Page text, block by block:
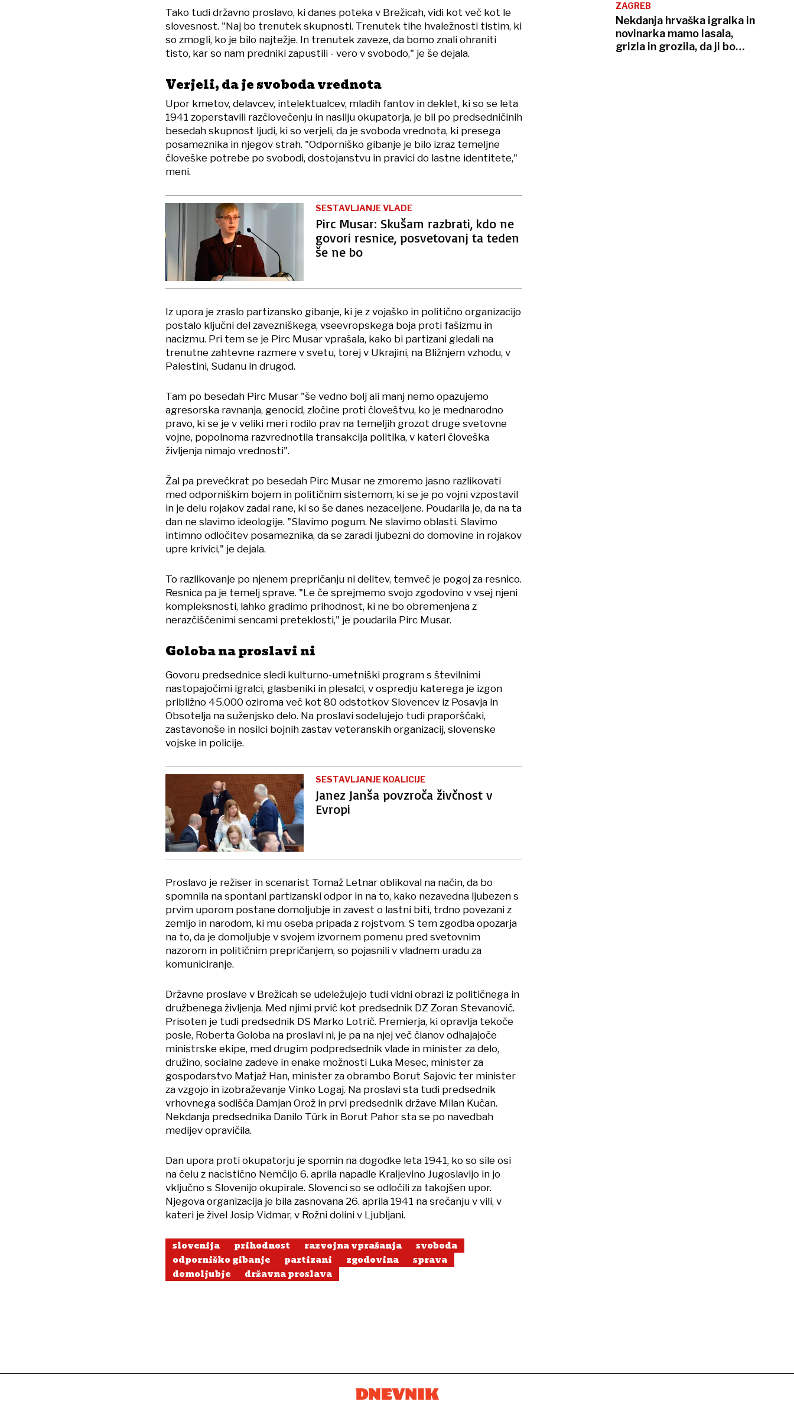
Tako tudi državno proslavo, ki danes poteka v Brežicah, vidi kot več kot le
slovesnost. "Naj bo trenutek skupnosti. Trenutek tihe hvaležnosti tistim, ki
so zmogli, ko je bilo najtežje. In trenutek zaveze, da bomo znali ohraniti
tisto, kar so nam predniki zapustili - vero v svobodo," je še dejala.
Verjeli, da je svoboda vrednota
Upor kmetov, delavcev, intelektualcev, mladih fantov in deklet, ki so se leta
1941 zoperstavili razčlovečenju in nasilju okupatorja, je bil po predsedničinih
besedah skupnost ljudi, ki so verjeli, da je svoboda vrednota, ki presega
posameznika in njegov strah. "Odporniško gibanje je bilo izraz temeljne
človeške potrebe po svobodi, dostojanstvu in pravici do lastne identitete,"
meni.
SESTAVLJANJE VLADE
Pirc Musar: Skušam razbrati, kdo ne
govori resnice, posvetovanj ta teden
še ne bo
Iz upora je zraslo partizansko gibanje, ki je z vojaško in politično organizacijo
postalo ključni del zavezniškega, vseevropskega boja proti fašizmu in
nacizmu. Pri tem se je Pirc Musar vprašala, kako bi partizani gledali na
trenutne zahtevne razmere v svetu, torej v Ukrajini, na Bližnjem vzhodu, v
Palestini, Sudanu in drugod.
Tam po besedah Pirc Musar "še vedno bolj ali manj nemo opazujemo
agresorska ravnanja, genocid, zločine proti človeštvu, ko je mednarodno
pravo, ki se je v veliki meri rodilo prav na temeljih grozot druge svetovne
vojne, popolnoma razvrednotila transakcija politika, v kateri človeška
življenja nimajo vrednosti".
Žal pa prevečkrat po besedah Pirc Musar ne zmoremo jasno razlikovati
med odporniškim bojem in političnim sistemom, ki se je po vojni vzpostavil
in je delu rojakov zadal rane, ki so še danes nezaceljene. Poudarila je, da na ta
dan ne slavimo ideologije. "Slavimo pogum. Ne slavimo oblasti. Slavimo
intimno odločitev posameznika, da se zaradi ljubezni do domovine in rojakov
upre krivici," je dejala.
To razlikovanje po njenem prepričanju ni delitev, temveč je pogoj za resnico.
Resnica pa je temelj sprave. "Le če sprejmemo svojo zgodovino v vsej njeni
kompleksnosti, lahko gradimo prihodnost, ki ne bo obremenjena z
nerazčiščenimi sencami preteklosti," je poudarila Pirc Musar.
Goloba na proslavi ni
Govoru predsednice sledi kulturno-umetniški program s številnimi
nastopajočimi igralci, glasbeniki in plesalci, v ospredju katerega je izgon
približno 45.000 oziroma več kot 80 odstotkov Slovencev iz Posavja in
Obsotelja na suženjsko delo. Na proslavi sodelujejo tudi praporščaki,
zastavonoše in nosilci bojnih zastav veteranskih organizacij, slovenske
vojske in policije.
SESTAVLJANJE KOALICIJE
Janez Janša povzroča živčnost v
Evropi
Proslavo je režiser in scenarist Tomaž Letnar oblikoval na način, da bo
spomnila na spontani partizanski odpor in na to, kako nezavedna ljubezen s
prvim uporom postane domoljubje in zavest o lastni biti, trdno povezani z
zemljo in narodom, ki mu oseba pripada z rojstvom. S tem zgodba opozarja
na to, da je domoljubje v svojem izvornem pomenu pred svetovnim
nazorom in političnim prepričanjem, so pojasnili v vladnem uradu za
komuniciranje.
Državne proslave v Brežicah se udeležujejo tudi vidni obrazi iz političnega in
družbenega življenja. Med njimi prvič kot predsednik DZ Zoran Stevanović.
Prisoten je tudi predsednik DS Marko Lotrič. Premierja, ki opravlja tekoče
posle, Roberta Goloba na proslavi ni, je pa na njej več članov odhajajoče
ministrske ekipe, med drugim podpredsednik vlade in minister za delo,
družino, socialne zadeve in enake možnosti Luka Mesec, minister za
gospodarstvo Matjaž Han, minister za obrambo Borut Sajovic ter minister
za vzgojo in izobraževanje Vinko Logaj. Na proslavi sta tudi predsednik
vrhovnega sodišča Damjan Orož in prvi predsednik države Milan Kučan.
Nekdanja predsednika Danilo Türk in Borut Pahor sta se po navedbah
medijev opravičila.
Dan upora proti okupatorju je spomin na dogodke leta 1941, ko so sile osi
na čelu z nacistično Nemčijo 6. aprila napadle Kraljevino Jugoslavijo in jo
vključno s Slovenijo okupirale. Slovenci so se odločili za takojšen upor.
Njegova organizacija je bila zasnovana 26. aprila 1941 na srečanju v vili, v
kateri je živel Josip Vidmar, v Rožni dolini v Ljubljani.
slovenija prihodnost razvojna vprašanja
svoboda
odporniško gibanje
partizani zgodovina
sprava
domoljubje
državna proslava
ZAGREB
Nekdanja hrvaška igralka in
novinarka mamo lasala,
grizla in grozila, da ji bo